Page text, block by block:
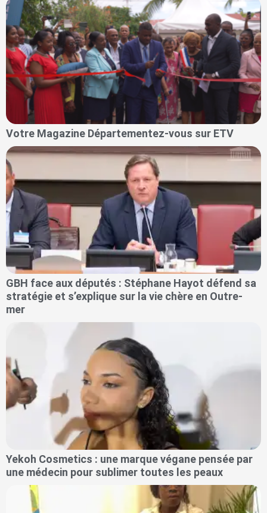
Votre Magazine Départementez-vous sur ETV
GBH face aux députés : Stéphane Hayot défend sa
stratégie et s’explique sur la vie chère en Outre-
mer
Yekoh Cosmetics : une marque végane pensée par
une médecin pour sublimer toutes les peaux